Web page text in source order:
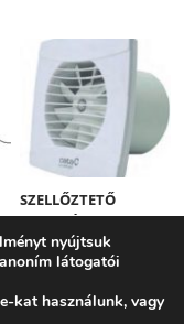
SZELLŐZTETŐ
VENTILÁTORT
VÁSÁROLT ÉS NEM
SZÍV? NEM A
A HIBA!
nyújtsuk
látogatói
kat használunk, vagy